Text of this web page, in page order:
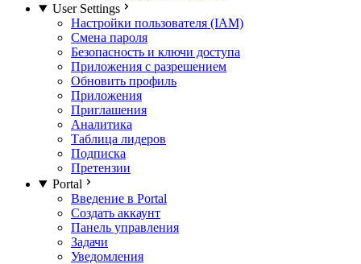
User Settings
Настройки пользователя (IAM)
Смена пароля
Безопасность и ключи доступа
Приложения с разрешением
Обновить профиль
Приложения
Приглашения
Аналитика
Таблица лидеров
Подписка
Претензии
Portal
Введение в Portal
Создать аккаунт
Панель управления
Задачи
Уведомления